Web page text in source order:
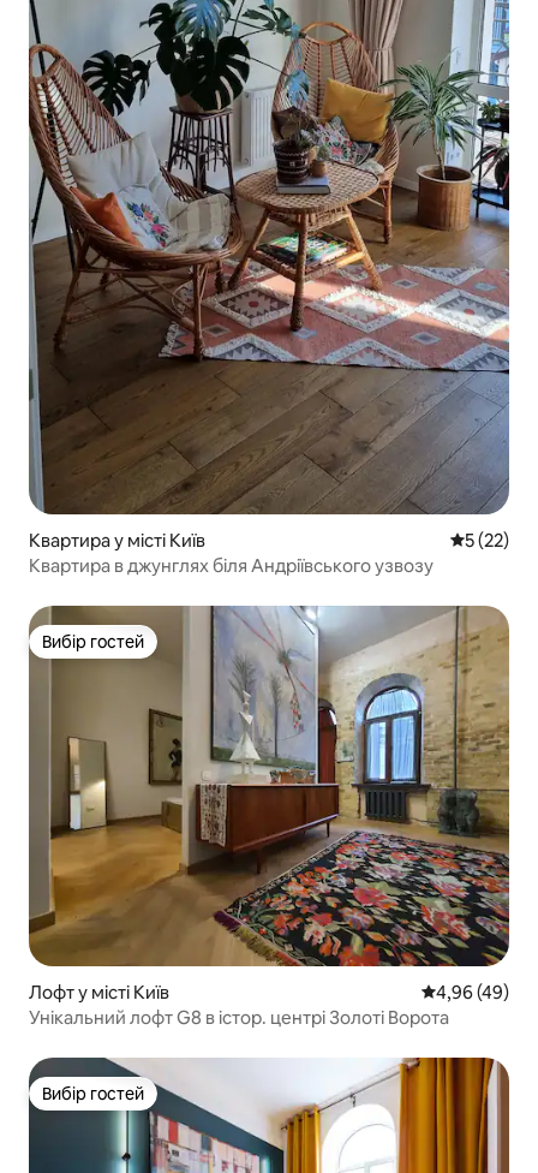
Квартира у місті Київ Середня
5 (22)
Квартира в джунглях біля Андріївського узвозу
Вибір гостей
Вибір гостей
Лофт у місті Київ Середня
4,96 (49)
Унікальний лофт G8 в істор. центрі Золоті Ворота
Вибір гостей
Вибір гостей